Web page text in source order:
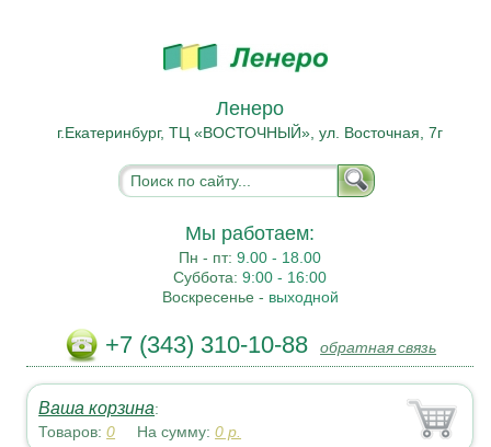
Ленеро
г.Екатеринбург, ТЦ «ВОСТОЧНЫЙ», ул. Восточная, 7г
Мы работаем:
Пн - пт:9.00 - 18.00
Суббота:9:00 - 16:00
Воскресенье - выходной
+7 (343) 310-10-88 обратная связь
Ваша корзина:
Товаров:0 На сумму:0 р.